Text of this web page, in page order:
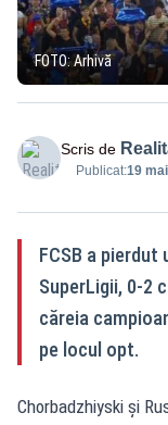
FOTO: Arhivă
Scris de
Publicat:19
FCSB a
SuperLigii, 0-2
căreia
pe locul opt.
Chorbadzhiyski şi